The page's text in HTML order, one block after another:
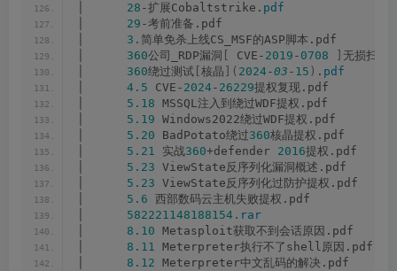
28 -扩展Cobaltstrike. pdf
29 -考前准备.pdf
3. 简单免杀上线CS_MSF的ASP脚本.pdf
360公司_RDP漏洞 CVE- 2019 - 0708
无损扫描
360绕过测试 核晶 ]( 2024-03 - 15 ) . pdf
4.5 CVE- 2024- 26229提权复现.pdf
5.18 MSSQL注入到绕过WDF提权.pdf
5.19 Windows2022绕过WDF提权.pdf
5.20 BadPotato绕过360核晶提权.pdf
5.21 实战360+defender 2016提权.pdf
5.23 ViewState反序列化漏洞概述.pdf
5.23 ViewState反序列化过防护提权.pdf
5.6 西部数码云主机失败提权.pdf
582221148188154. rar
8.10 Metasploit获取不到会话原因.pdf
8.11 Meterpreter执行不了shell原因.pdf
8.12 Meterpreter中文乱码的解决.pdf